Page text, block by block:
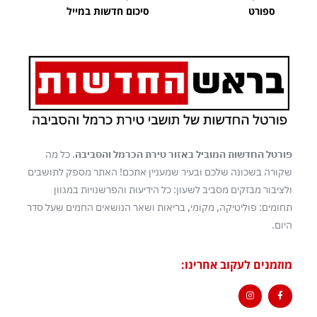
ספורט
סיכום חדשות במייל
פורטל החדשות המוביל באזור טירת הכרמל והסביבה. כל מה
שקורה בשכונה שלכם ובעיר שמעניין אתכם! האתר מספק לתושבים
ולציבור מבזקים מסביב לשעון: כל הידיעות והפרשנויות במגוון
תחומים: פוליטיקה, מקומי, בריאות ושאר הנושאים החמים שעל סדר
היום.
מוזמנים לעקוב אחרינו: